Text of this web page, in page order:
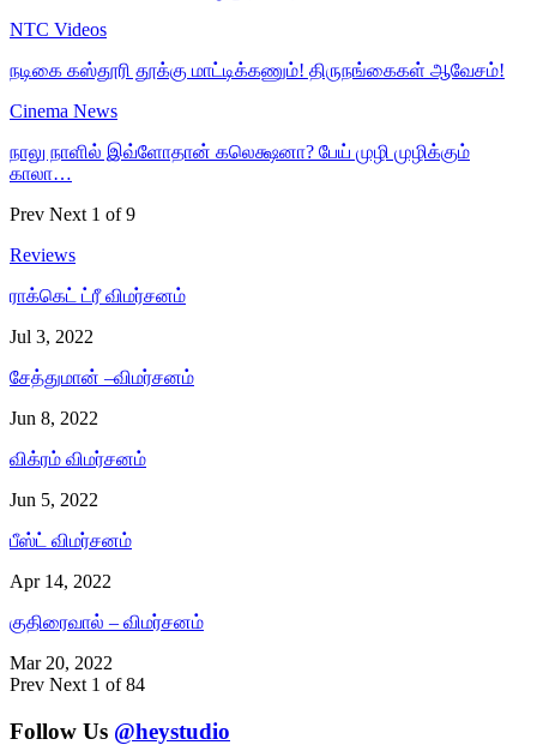
NTC Videos
நடிகை கஸ்தூரி தூக்கு மாட்டிக்கணும்! திருநங்கைகள் ஆவேசம்!
Cinema News
நாலு நாளில் இவ்ளோதான் கலெக்ஷனா? பேய் முழி முழிக்கும்
காலா…
Prev Next 1 of 9
Reviews
ராக்கெட் ட்ரீ விமர்சனம்
Jul 3, 2022
சேத்துமான் –விமர்சனம்
Jun 8, 2022
விக்ரம் விமர்சனம்
Jun 5, 2022
பீஸ்ட் விமர்சனம்
Apr 14, 2022
குதிரைவால் – விமர்சனம்
Mar 20, 2022
Prev Next 1 of 84
Follow Us @heystudio